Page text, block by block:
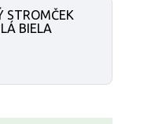
STROMČEK
BIELA